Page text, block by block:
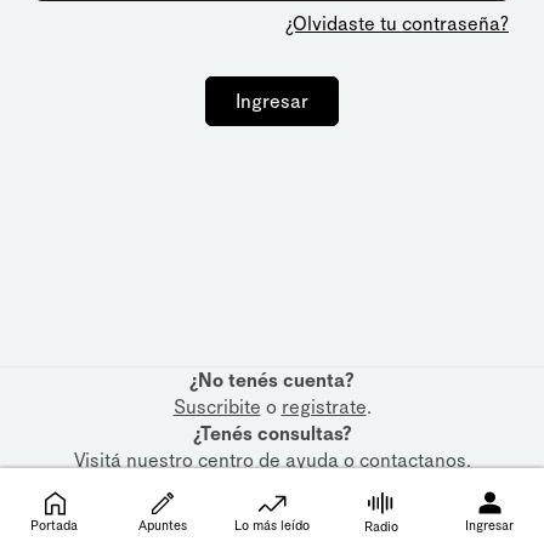
¿Olvidaste tu contraseña?
Ingresar
¿No tenés cuenta?
Suscribite o registrate.
¿Tenés consultas?
Visitá nuestrocentro de ayudaocontactanos.
Portada Apuntes Lo más leído Radio Ingresar